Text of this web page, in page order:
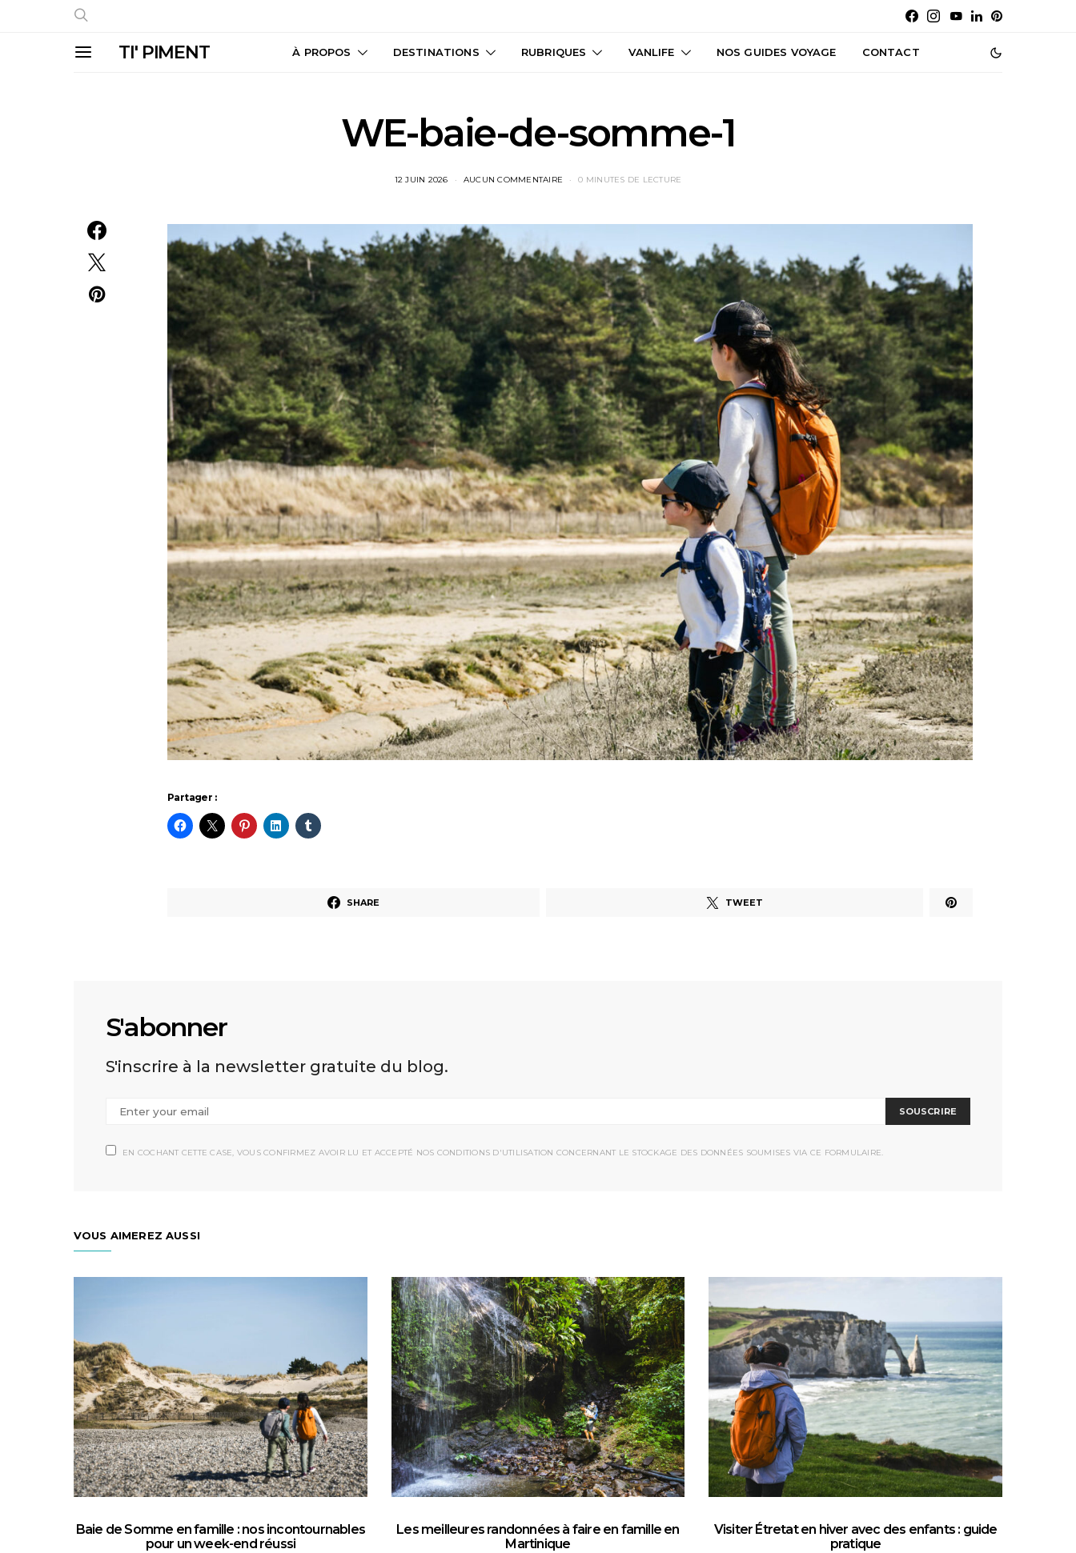
TI' PIMENT À PROPOS DESTINATIONS RUBRIQUES VANLIFE NOS GUIDES VOYAGE CONTACT
WE-baie-de-somme-1
12 JUIN 2026 AUCUN COMMENTAIRE 0 MINUTES DE LECTURE
Partager :
SHARE TWEET
S'abonner
S'inscrire à la newsletter gratuite du blog.
SOUSCRIRE
EN COCHANT CETTE CASE, VOUS CONFIRMEZ AVOIR LU ET ACCEPTÉ NOS CONDITIONS D'UTILISATION CONCERNANT LE STOCKAGE DES DONNÉES SOUMISES VIA CE FORMULAIRE.
VOUS AIMEREZ AUSSI
Baie de Somme en famille : nos incontournables
pour un week-end réussi
Les meilleures randonnées à faire en famille en
Martinique
Visiter Étretat en hiver avec des enfants : guide
pratique